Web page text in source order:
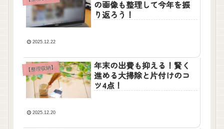
の画像も整理して今年を振
り返ろう！
2025.12.22
【整理収納】
年末の出費も抑える！賢く
進める大掃除と片付けのコ
ツ4点！
2025.12.20